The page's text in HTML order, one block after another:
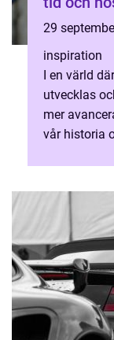
29
inspiration
I en värld
utvecklas
mer
vår historia